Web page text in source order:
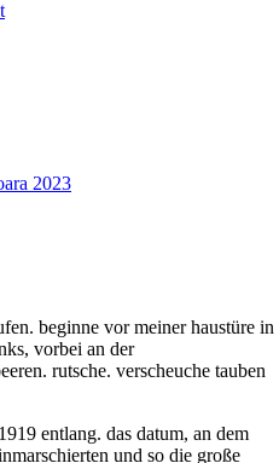
2023
2023
beginne vor meiner haustüre in
vorbei an der
rutsche. verscheuche tauben
entlang. das datum, an dem
und so die große